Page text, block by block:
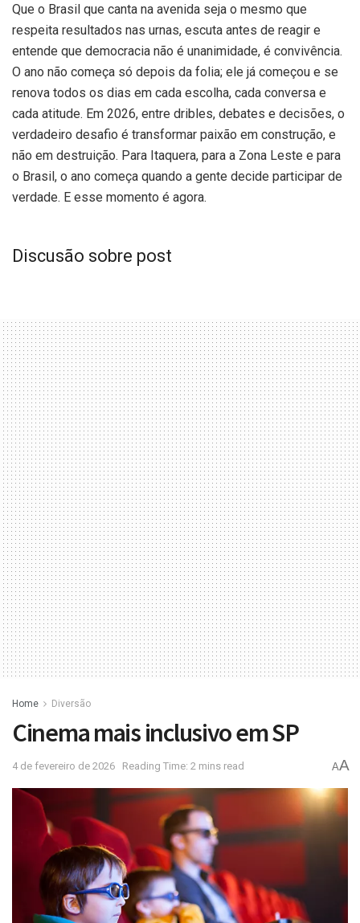
Que o Brasil que canta na avenida seja o mesmo que
respeita resultados nas urnas, escuta antes de reagir e
entende que democracia não é unanimidade, é convivência.
O ano não começa só depois da folia; ele já começou e se
renova todos os dias em cada escolha, cada conversa e
cada atitude. Em 2026, entre dribles, debates e decisões, o
verdadeiro desafio é transformar paixão em construção, e
não em destruição. Para Itaquera, para a Zona Leste e para
o Brasil, o ano começa quando a gente decide participar de
verdade. E esse momento é agora.
Discusão sobre post
Home Diversão
Cinema mais inclusivo em SP
4 de fevereiro de 2026 Reading Time: 2 mins read AA